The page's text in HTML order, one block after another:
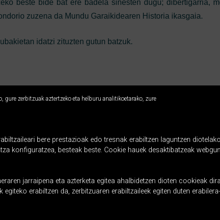
beste bide bat ere badela sinesten dugu; dibertigarria,
zuzena da Mundu Garaikidearen Historia ikasgaia.
idatzi zituzten gutun batzuk.
Usabal 26, 20400 Tolosa
laskorain@ikastola.eus
gure zerbitzuak aztertzeko eta helburu analitikoetarako, zure
bere prestazioak edo tresnak erabiltzen laguntzen
konfiguratzea, besteak beste. Cookie hauek desaktibatzeak
jarraipena eta azterketa egitea ahalbidetzen dioten cookieak
erabiltzen da, zerbitzuaren erabiltzaileek egiten duten